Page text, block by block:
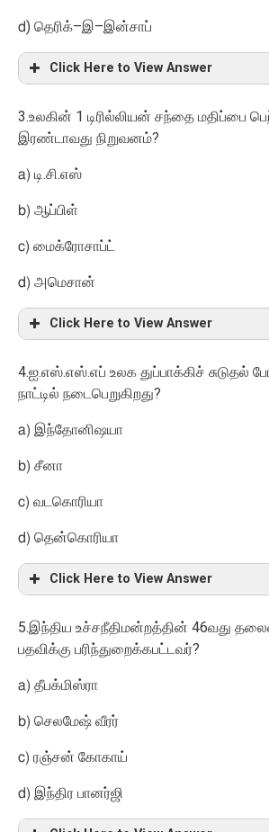
d) தெரிக்–இ–இன்சாப்
Click Here to View Answer
3.உலகின் 1 டிரில்லியன் சந்தை மதிப்பை
இரண்டாவது நிறுவனம்?
a) டி.சி.எஸ்
b) ஆப்பிள்
c) மைக்ரோசாப்ட்
d) அமெசான்
Click Here to View Answer
4.ஐ.எஸ்.எஸ்.எப் உலக துப்பாக்கிச் சுடுதல்
நாட்டில் நடைபெறுகிறது?
a) இந்தோனிஷயா
b) சீனா
c) வடகொரியா
d) தென்கொரியா
Click Here to View Answer
5.இந்திய உச்சநீதிமன்றத்தின் 46வது
பதவிக்கு பரிந்துறைக்கபட்டவர்?
a) தீபக்மிஸ்ரா
b) செலமேஷ் வீரர்
c) ரஞ்சன் கோகாய்
d) இந்திர பானர்ஜி